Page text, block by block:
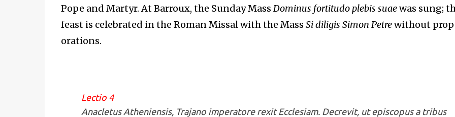
Pope and Martyr. At Barroux, the Sunday Mass Dominus fortitudo plebis suaewas sung;
feast is celebrated in the Roman Missal with the Mass Si diligis Simon Petrewithout
orations.
Lectio 4
Anacletus Atheniensis, Trajano imperatore rexit Ecclesiam. Decrevit, ut episcopus a tribus